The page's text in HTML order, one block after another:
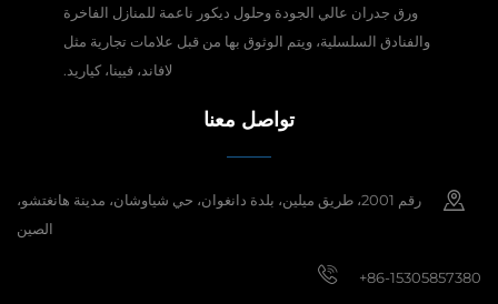
ورق جدران عالي الجودة وحلول ديكور ناعمة للمنازل الفاخرة
والفنادق السلسلية، ويتم الوثوق بها من قبل علامات تجارية مثل
لافاند، فيينا، كياريد.
تواصل معنا
رقم 2001، طريق ميلين، بلدة دانغوان، حي شياوشان، مدينة هانغتشو،
الصين
+86-15305857380